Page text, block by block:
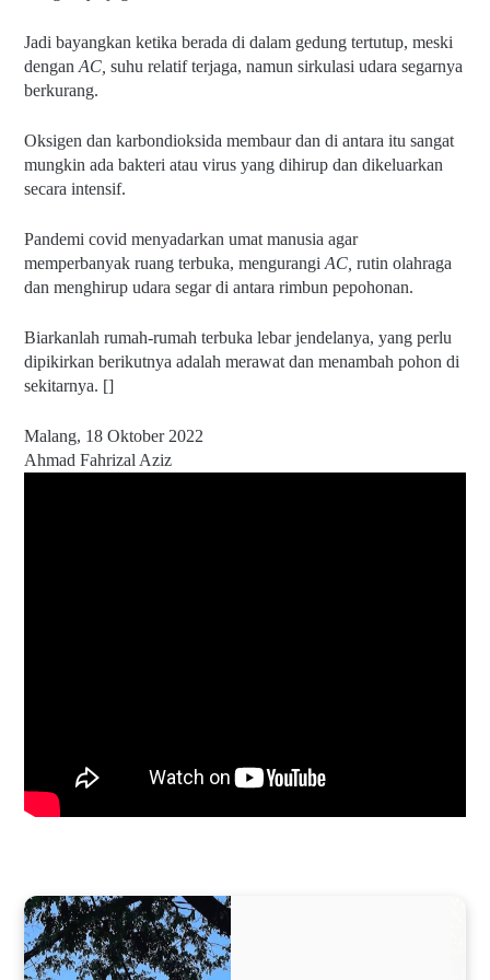
Jadi bayangkan ketika berada di dalam gedung tertutup, meski
dengan AC, suhu relatif terjaga, namun sirkulasi udara segarnya
berkurang.
Oksigen dan karbondioksida membaur dan di antara itu sangat
mungkin ada bakteri atau virus yang dihirup dan dikeluarkan
secara intensif.
Pandemi covid menyadarkan umat manusia agar
memperbanyak ruang terbuka, mengurangi AC, rutin olahraga
dan menghirup udara segar di antara rimbun pepohonan.
Biarkanlah rumah-rumah terbuka lebar jendelanya, yang perlu
dipikirkan berikutnya adalah merawat dan menambah pohon di
sekitarnya. []
Malang, 18 Oktober 2022
Ahmad Fahrizal Aziz